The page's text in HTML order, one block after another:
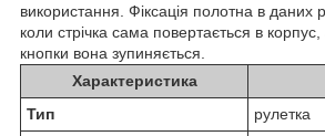
використання. Фіксація полотна в даних
коли стрічка сама повертається в
кнопки вона зупиняється.
Характеристика
Тип
рулетка